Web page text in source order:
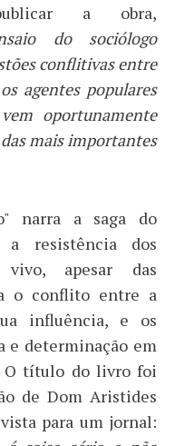
a obra,
do sociólogo
conflitivas entre
agentes populares
oportunamente
mais importantes
narra a saga do
a resistência dos
apesar das
o conflito entre a
influência, e os
e determinação em
O título do livro foi
de Dom Aristides
para um jornal: